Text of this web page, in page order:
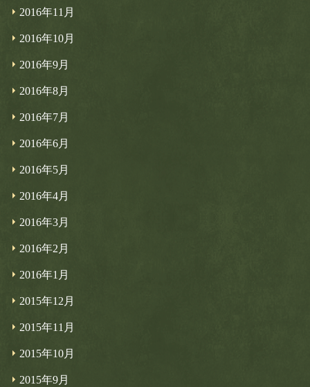
2016年11月
2016年10月
2016年9月
2016年8月
2016年7月
2016年6月
2016年5月
2016年4月
2016年3月
2016年2月
2016年1月
2015年12月
2015年11月
2015年10月
2015年9月